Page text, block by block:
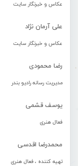
عکاس و خبرنگار سایت
علی آرمان نژاد
عکاس و خبرنگار سایت
رضا محمودی
مدیریت رسانه رادیو بندر
یوسف قشمی
فعال هنری
محمدرضا اقدسی
تهیه کننده ، فعال هنری